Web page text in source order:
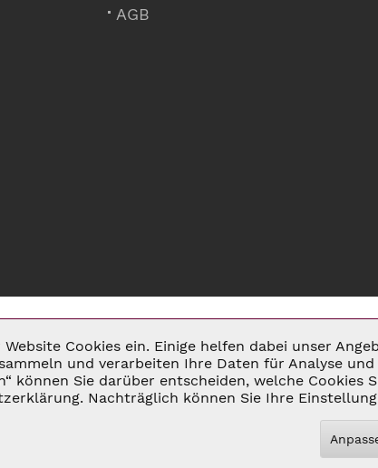
AGB
ALLE PREISE INKL. GESETZL. UMSATZSTEUER ZZGL.
Cookies ein. Einige helfen dabei unser
und verarbeiten Ihre Daten für Analyse
können Sie darüber entscheiden, welche
Nachträglich können Sie Ihre